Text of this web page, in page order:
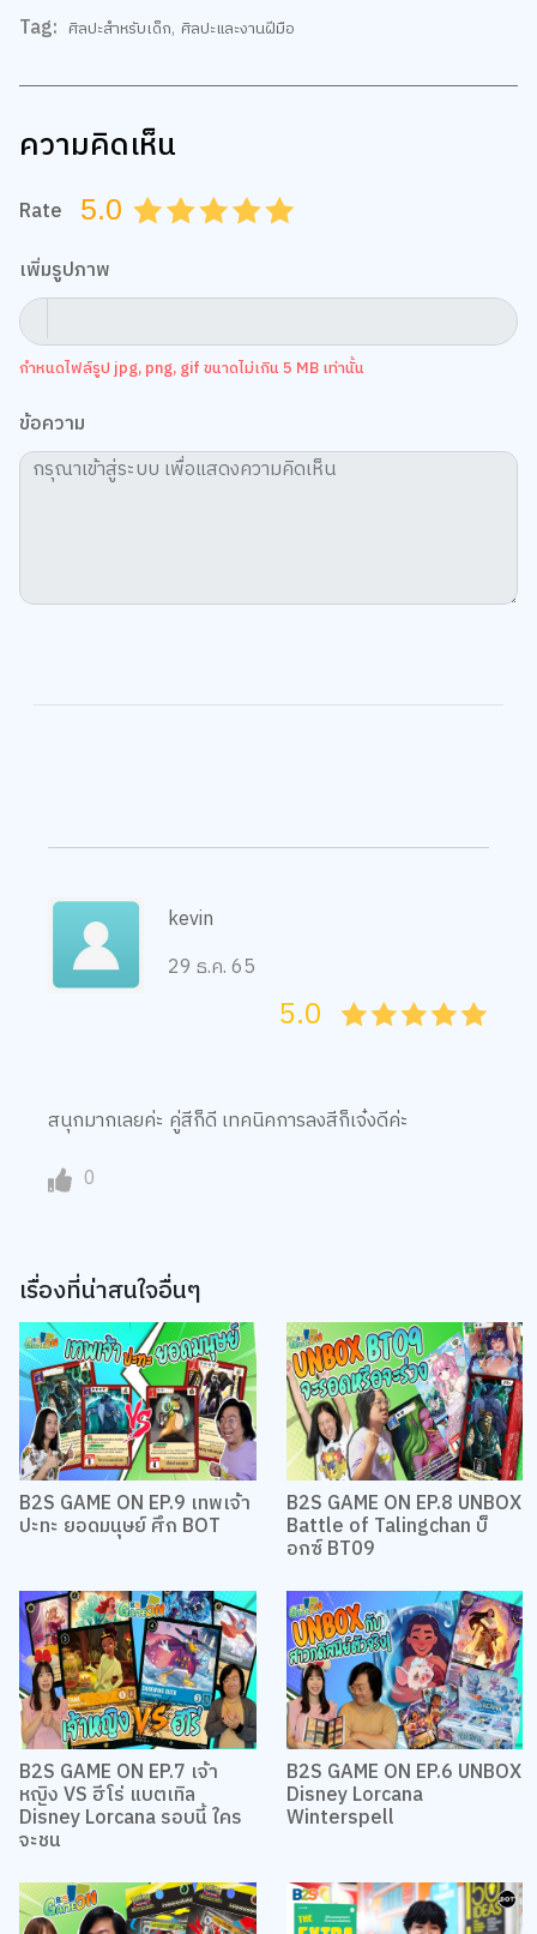
Tag: ศิลปะสำหรับเด็ก, ศิลปะและงานฝีมือ
ความคิดเห็น
Rate 5.0 4.5
4.0
3.5
3.0
2.5
2.0
1.5
1.0
0.5
เพิ่มรูปภาพ
กำหนดไฟล์รูป jpg, png, gif ขนาดไม่เกิน 5 MB เท่านั้น
ข้อความ
kevin
29 ธ.ค. 65
45
4
35
3
25
2
15
1
05
5.0
สนุกมากเลยค่ะ คู่สีก็ดี เทคนิคการลงสีก็เจ๋งดีค่ะ
0
เรื่องที่น่าสนใจอื่นๆ
B2S GAME ON EP.9 เทพเจ้า
ปะทะ ยอดมนุษย์ ศึก BOT
B2S GAME ON EP.8 UNBOX
Battle of Talingchan บ็
อกซ์ BT09
B2S GAME ON EP.7 เจ้า
หญิง VS ฮีโร่ แบตเทิล
Disney Lorcana รอบนี้ ใคร
จะชน
B2S GAME ON EP.6 UNBOX
Disney Lorcana
Winterspell